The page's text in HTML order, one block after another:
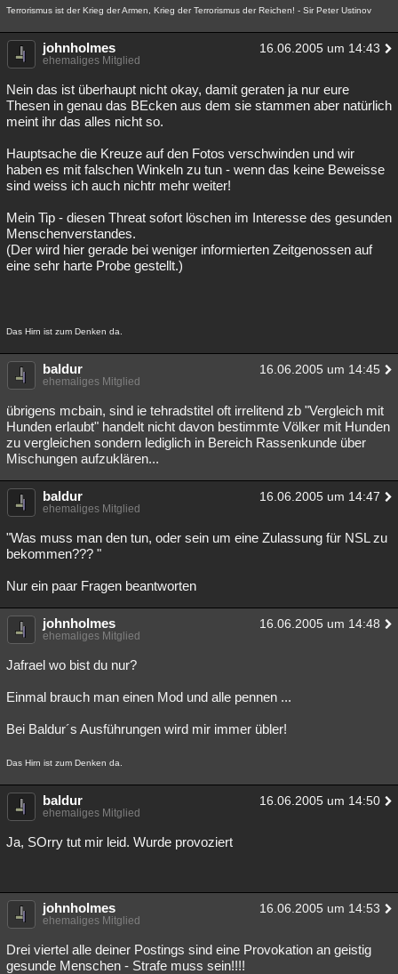
Teilgenommen
Lesenswert Schlüsselwörter
Terrorismus ist der Krieg der Armen, Krieg der Terrorismus der Reichen! - Sir Peter Ustinov
johnholmes 16.06.2005 um 14:43
ehemaliges Mitglied
Nein das ist überhaupt nicht okay, damit geraten ja nur eure
Thesen in genau das BEcken aus dem sie stammen aber natürlich
meint ihr das alles nicht so.
Hauptsache die Kreuze auf den Fotos verschwinden und wir
haben es mit falschen Winkeln zu tun - wenn das keine Beweisse
sind weiss ich auch nichtr mehr weiter!
Mein Tip - diesen Threat sofort löschen im Interesse des gesunden
Menschenverstandes.
(Der wird hier gerade bei weniger informierten Zeitgenossen auf
eine sehr harte Probe gestellt.)
Das Hirn ist zum Denken da.
baldur 16.06.2005 um 14:45
ehemaliges Mitglied
übrigens mcbain, sind ie tehradstitel oft irrelitend zb "Vergleich mit
Hunden erlaubt" handelt nicht davon bestimmte Völker mit Hunden
zu vergleichen sondern lediglich in Bereich Rassenkunde über
Mischungen aufzuklären...
baldur 16.06.2005 um 14:47
ehemaliges Mitglied
"Was muss man den tun, oder sein um eine Zulassung für NSL zu
bekommen??? "
Nur ein paar Fragen beantworten
johnholmes 16.06.2005 um 14:48
ehemaliges Mitglied
Jafrael wo bist du nur?
Einmal brauch man einen Mod und alle pennen ...
Bei Baldur´s Ausführungen wird mir immer übler!
Das Hirn ist zum Denken da.
baldur 16.06.2005 um 14:50
ehemaliges Mitglied
Ja, SOrry tut mir leid. Wurde provoziert
johnholmes 16.06.2005 um 14:53
ehemaliges Mitglied
Drei viertel alle deiner Postings sind eine Provokation an geistig
gesunde Menschen - Strafe muss sein!!!!